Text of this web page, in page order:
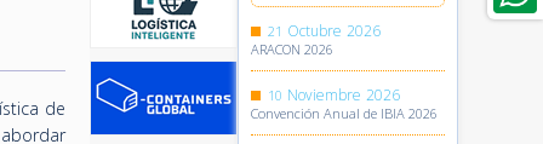
de
21 Octubre 2026
ARACON 2026
10 Noviembre 2026
Convención Anual de IBIA 2026